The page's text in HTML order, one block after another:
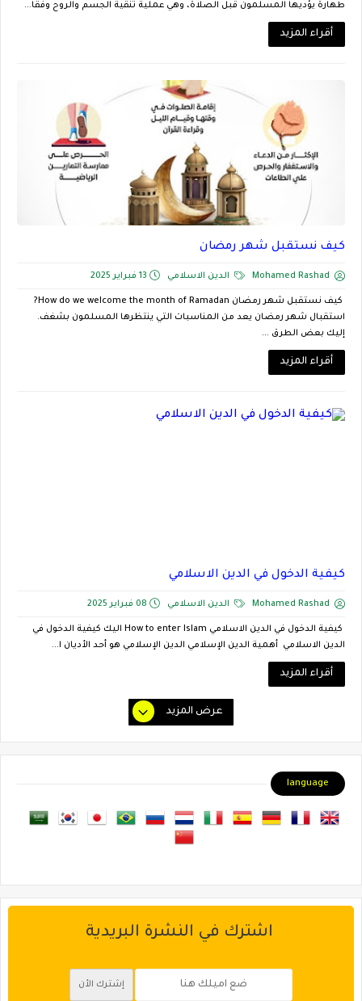
طهارة يؤديها المسلمون قبل الصلاة، وهي عملية تنقية الجسم والروح وفقًا...
أقراء المزيد
كيف نستقبل شهر رمضان
Mohamed Rashad الدين الاسلامي 13 فبراير 2025
كيف نستقبل شهر رمضان How do we welcome the month of Ramadan?
استقبال شهر رمضان يعد من المناسبات التي ينتظرها المسلمون بشغف.
إليك بعض الطرق ...
أقراء المزيد
كيفية الدخول في الدين الاسلامي
Mohamed Rashad الدين الاسلامي 08 فبراير 2025
كيفية الدخول في الدين الاسلامي How to enter Islam اليك كيفية الدخول في
الدين الاسلامي أهمية الدين الإسلامي الدين الإسلامي هو أحد الأديان ا...
أقراء المزيد
عرض المزيد
language
اشترك في النشرة البريدية